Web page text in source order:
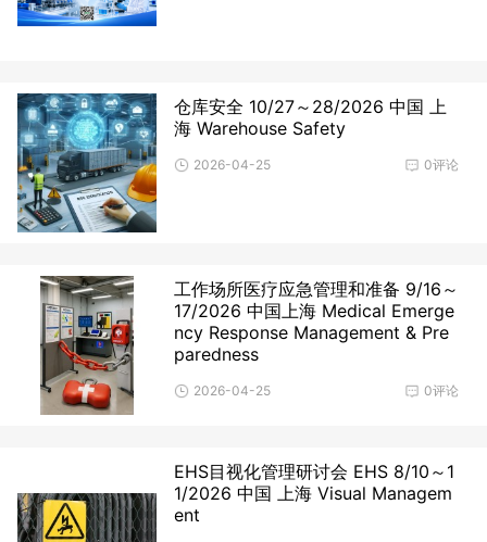
仓库安全 10/27～28/2026 中国 上
海 Warehouse Safety
0评论
2026-04-25
工作场所医疗应急管理和准备 9/16～
17/2026 中国上海 Medical Emerge
ncy Response Management & Pre
paredness
0评论
2026-04-25
EHS目视化管理研讨会 EHS 8/10～1
1/2026 中国 上海 Visual Managem
ent